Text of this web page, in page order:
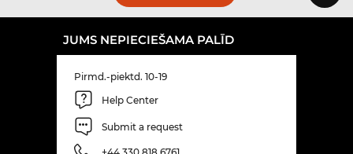
JUMS NEPIECIEŠAMA PALĪD
Pirmd.-piektd. 10-19
Help Center
Submit a request